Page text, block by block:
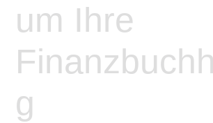
um Ihre
g